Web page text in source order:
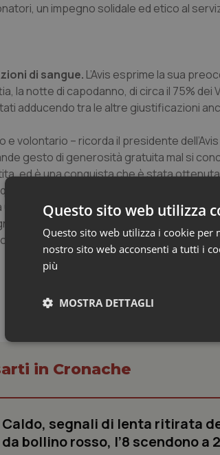
un impegno solidale ed etico al
di sangue. L’Avis esprime la sua
la notte di capodanno, di circa il 75%
adducendo tra le altre giustificazioni
e volontario – ricorda il presidente
gesto di generosità gratuita mal si
ed è una conquista che è stata
di non nuocere agli altri. Questo
Ci auguriamo – ha concluso – che il
perché ce lo chiedono i malati
ha sempre fatto nei suoi quasi 90 anni
in Cronache
Caldo, segnali di lenta ritirata
da bollino rosso, l’8 scendono a
Questo sito web utilizza
Questo sito web utilizza i cookie per
nostro sito web acconsenti a tutti i
più
MOSTRA DETTAGLI
Necessari